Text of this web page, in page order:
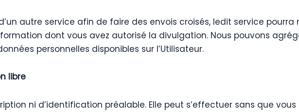
autre service afin de faire des envois croisés, ledit service
dont vous avez autorisé la divulgation. Nous pouvons
personnelles disponibles sur l’Utilisateur.
libre
ni d’identification préalable. Elle peut s’effectuer sans que